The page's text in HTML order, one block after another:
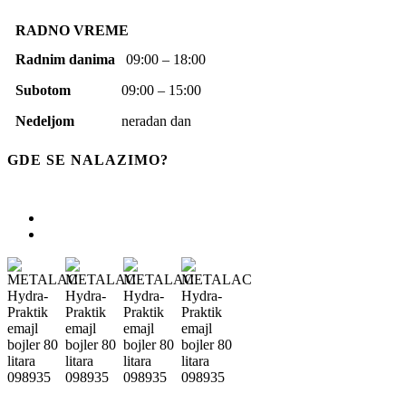
RADNO VREME
Radnim danima 09:00 – 18:00
Subotom 09:00 – 15:00
Nedeljom neradan dan
GDE SE NALAZIMO?